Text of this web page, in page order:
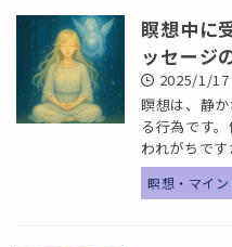
瞑想中に
ッセージ
2025/1/17
瞑想は、静
る行為です
われがちで
瞑想・マイ